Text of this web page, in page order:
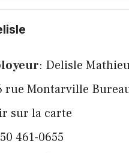
: Delisle
rue Montarville
sur la carte
461-0655